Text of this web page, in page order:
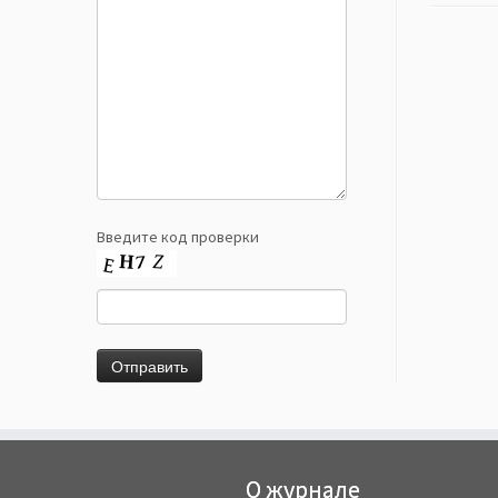
Введите код проверки
О журнале